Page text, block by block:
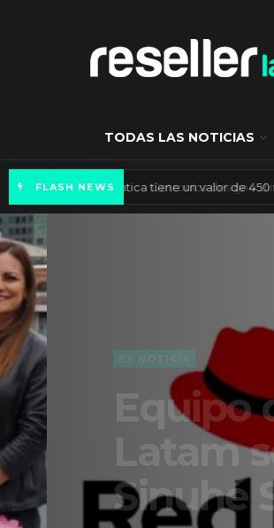
TODAS LAS NOTICIAS
FLASH NEWS Mercado de IA
ES NOTICIA
Equipo de
Latam se
Sinuhé